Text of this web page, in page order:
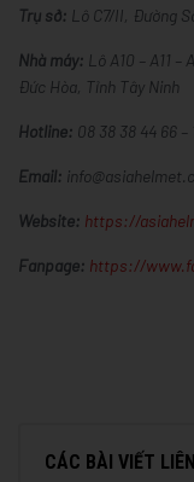
Trụ sở: Lô C7/II, Đường
Nhà máy: Lô A10 – A11 –
Đức Hòa, Tỉnh Tây Ninh
Hotline: 08 38 38 44 66
Email:
Website: https://
Fanpage: https://
CÁC BÀI VIẾT